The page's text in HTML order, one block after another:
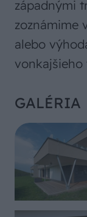
západnými
zoznámime
alebo
vonkajšieho
GALÉRIA